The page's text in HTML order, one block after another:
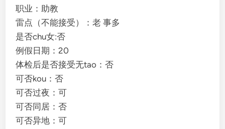
职业：助教
雷点（不能接受）：老 事多
是否chu女:否
例假日期：20
体检后是否接受无tao：否
可否kou：否
可否过夜：可
可否同居：否
可否异地：可